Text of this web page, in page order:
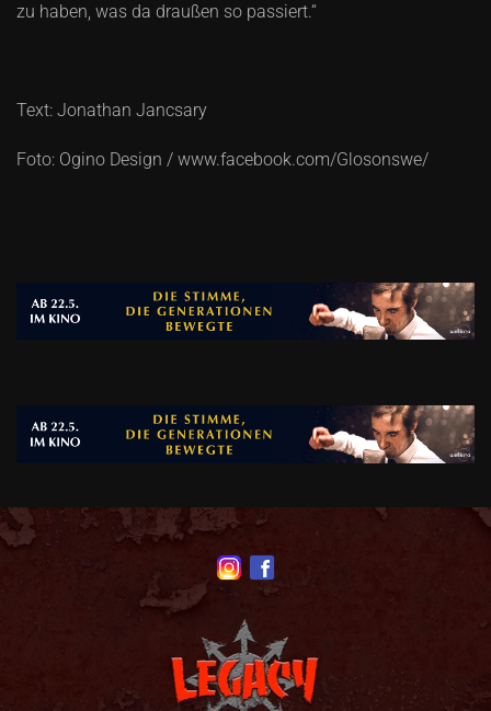
zu haben, was da draußen so passiert.“
Text: Jonathan Jancsary
Foto: Ogino Design / www.facebook.com/Glosonswe/